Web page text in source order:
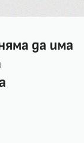
да има